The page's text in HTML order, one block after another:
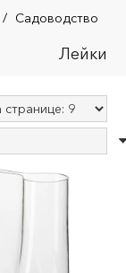
/ Садоводство
Лейки